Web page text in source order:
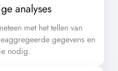
analyses
met het tellen van
gegevens en
nodig.